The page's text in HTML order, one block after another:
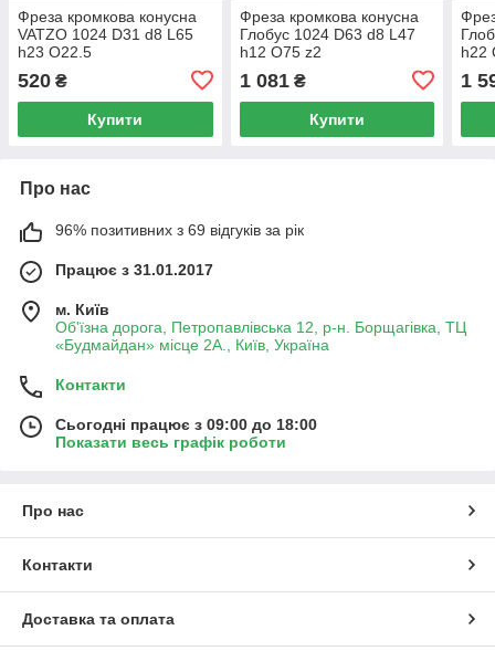
Фреза кромкова конусна
VATZO 1024 D31 d8 L65
h23 O22.5
520 ₴
Купити
Фреза кромкова конусна
Глобус 1024 D63 d8 L47
h12 O75 z2
1 081₴
Купити
h22
1
Про нас
96% позитивних з 69 відгуків за рік
Працює з 31.01.2017
м. Київ
Об'їзна дорога, Петропавлівська 12, р-н. Борщагівка, ТЦ
«Будмайдан» місце 2А., Київ, Україна
Контакти
Сьогодні працює з 09:00 до 18:00
Показати весь графік роботи
Про нас
Контакти
Доставка та оплата